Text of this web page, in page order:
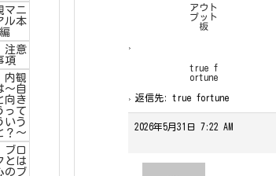
アウト
プット
板
›
true f
ortune
› 返信先: true fortune
2026年5月31日 7:22 AM
マニ
ル本
編
意
項
観
～自
向き
って
いう
？～
ロ
とは
のブ